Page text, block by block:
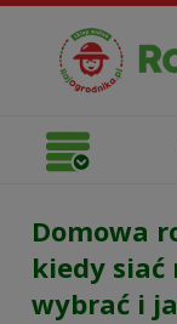
Domowa
kiedy
wybrać i